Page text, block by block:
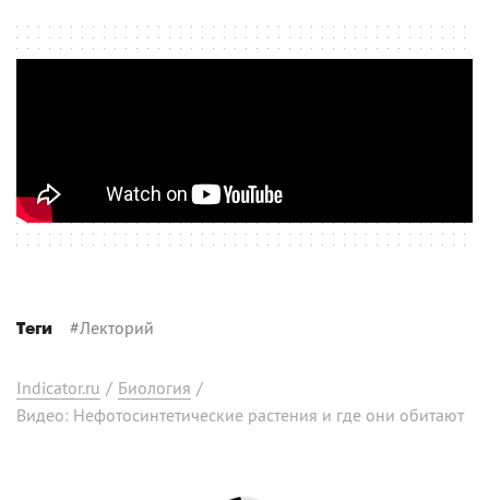
Теги #Лекторий
Indicator.ru / Биология /
Видео: Нефотосинтетические растения и где они обитают